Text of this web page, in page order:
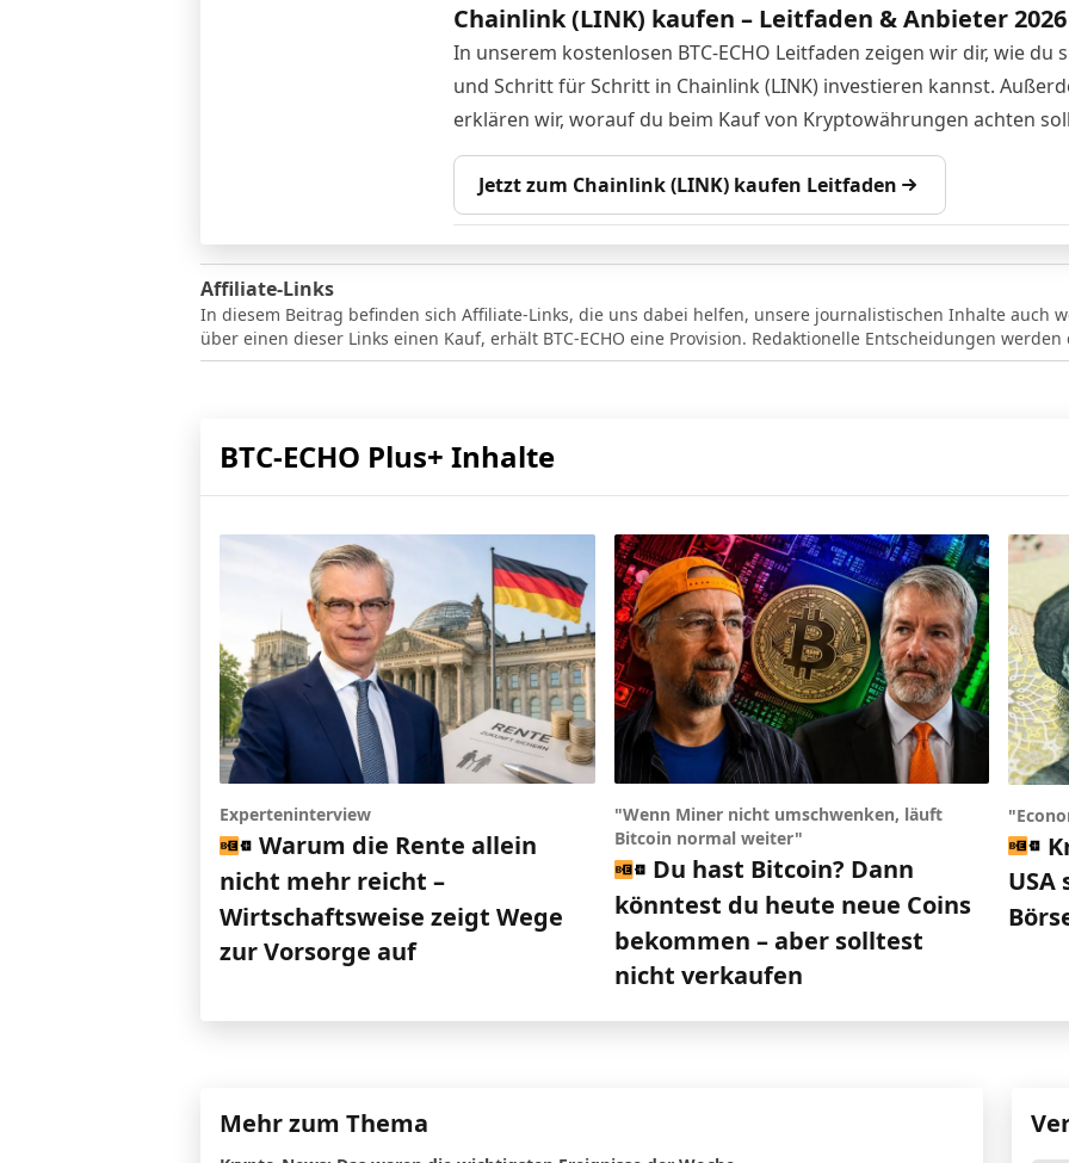
Chainlink (LINK) kaufen – Leitfaden & Anbieter 2026
In unserem kostenlosen BTC-ECHO Leitfaden zeigen wir dir, wie du
und Schritt für Schritt in Chainlink (LINK) investieren kannst.
erklären wir, worauf du beim Kauf von Kryptowährungen achten
Jetzt zum Chainlink (LINK) kaufen Leitfaden
Affiliate-Links
In diesem Beitrag befinden sich Affiliate-Links, die uns dabei helfen, unsere journalistischen Inhalte auch
über einen dieser Links einen Kauf, erhält BTC-ECHO eine Provision. Redaktionelle Entscheidungen
BTC-ECHO Plus+ Inhalte
Experteninterview
Warum die Rente allein
nicht mehr reicht –
Wirtschaftsweise zeigt Wege
zur Vorsorge auf
"Wenn Miner nicht umschwenken, läuft
Bitcoin normal weiter"
Du hast Bitcoin? Dann
könntest du heute neue Coins
bekommen – aber solltest
nicht verkaufen
Mehr zum Thema